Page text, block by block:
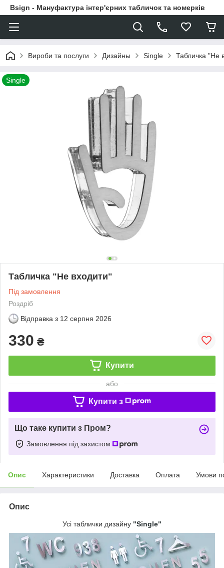
Bsign - Мануфактура інтер'єрних табличок та номерків
Вироби та послуги Дизайны Single Табличка "Не
Single
Табличка "Не входити"
Під замовлення
Роздріб
Відправка з 12 серпня 2026
330 ₴
Купити
або
Купити з
Що таке купити з Пром?
Замовлення під захистом
Опис Характеристики Доставка Оплата Умови
Опис
Усі таблички дизайну "Single"